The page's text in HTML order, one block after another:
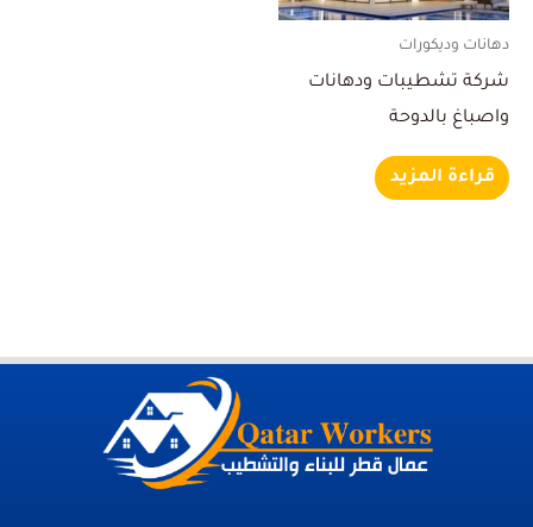
دهانات وديكورات
شركة تشطيبات ودهانات
واصباغ بالدوحة
قراءة المزيد